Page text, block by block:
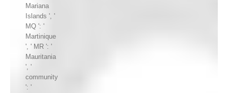
Mariana
Islands ', '
MQ ': '
Martinique
', ' MR ': '
Mauritania
', '
community
': '